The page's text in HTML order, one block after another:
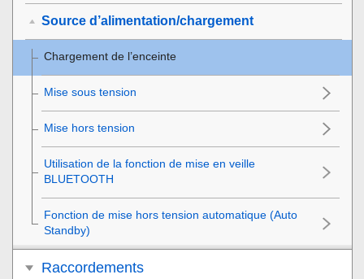
Source d’alimentation/chargement
Chargement de l’enceinte
Mise sous tension
Mise hors tension
Utilisation de la fonction de mise en veille
BLUETOOTH
Fonction de mise hors tension automatique (Auto
Standby)
Raccordements